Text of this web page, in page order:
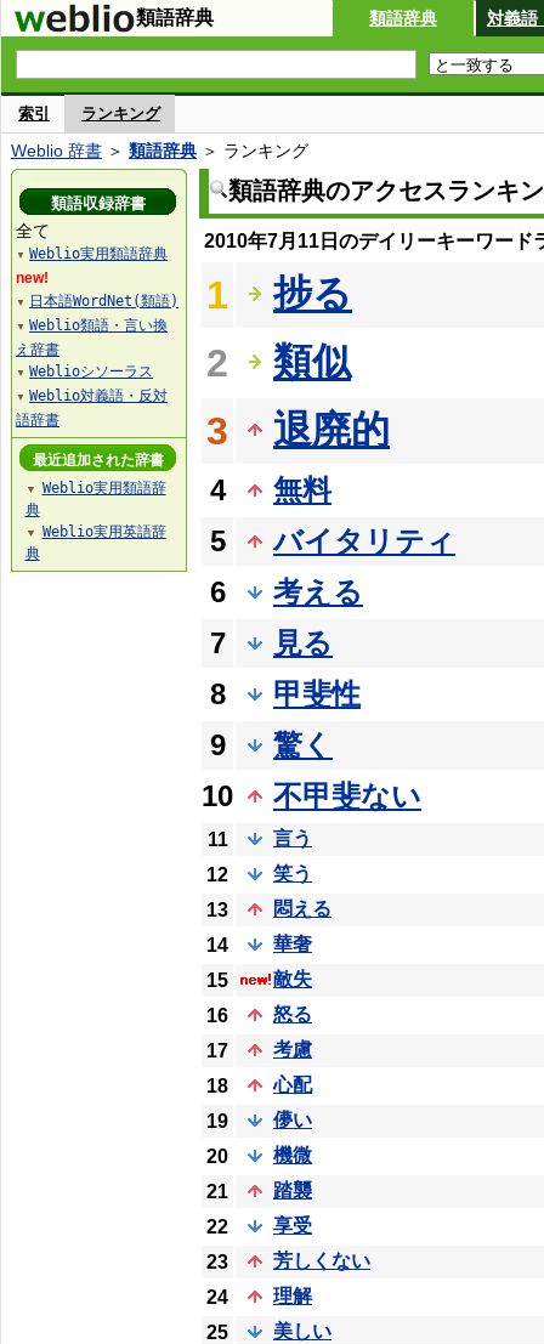
類語辞典 類語辞典 対義語
索引 ランキング
Weblio 辞書 ＞ 類語辞典 ＞ ランキング
類語辞典のアクセスランキ
2010年7月11日のデイリーキーワード
1
捗る
2
類似
3
退廃的
4
無料
5
バイタリティ
6
考える
7
見る
8
甲斐性
9
驚く
10
不甲斐ない
11
言う
12
笑う
13
悶える
14
華奢
15
敵失
16
怒る
17
考慮
18
心配
19
儚い
20
機微
21
踏襲
22
享受
23
芳しくない
24
理解
25
美しい
類語収録辞書
全て
▼ Weblio実用類語辞典
new!
▼ 日本語WordNet(類語)
▼ Weblio類語・言い換
え辞書
▼ Weblioシソーラス
▼ Weblio対義語・反対
語辞書
最近追加された辞書
▼
Weblio実用類語辞
典
▼
Weblio実用英語辞
典